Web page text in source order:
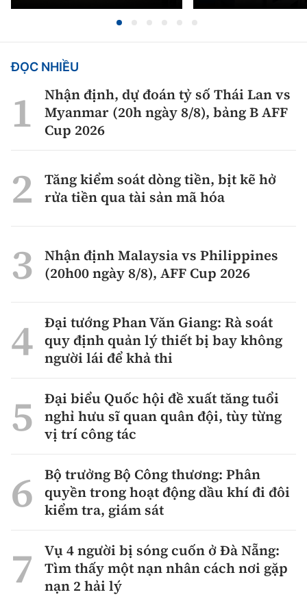
ĐỌC NHIỀU
Nhận định, dự đoán tỷ số Thái Lan vs
Myanmar (20h ngày 8/8), bảng B AFF
Cup 2026
Tăng kiểm soát dòng tiền, bịt kẽ hở
rửa tiền qua tài sản mã hóa
Nhận định Malaysia vs Philippines
(20h00 ngày 8/8), AFF Cup 2026
Đại tướng Phan Văn Giang: Rà soát
quy định quản lý thiết bị bay không
người lái để khả thi
Đại biểu Quốc hội đề xuất tăng tuổi
nghỉ hưu sĩ quan quân đội, tùy từng
vị trí công tác
Bộ trưởng Bộ Công thương: Phân
quyền trong hoạt động dầu khí đi đôi
kiểm tra, giám sát
Vụ 4 người bị sóng cuốn ở Đà Nẵng:
Tìm thấy một nạn nhân cách nơi gặp
nạn 2 hải lý